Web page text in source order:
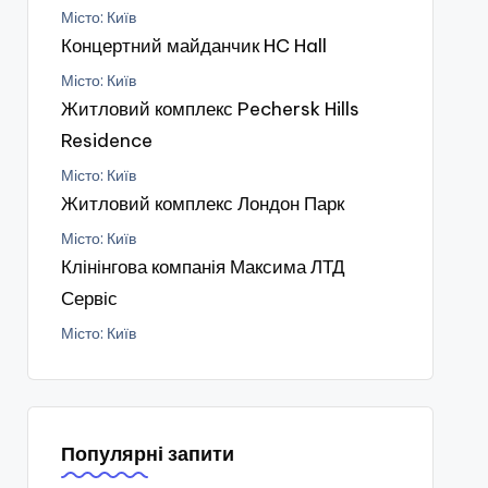
Місто: Київ
Концертний майданчик HC Hall
Місто: Київ
Житловий комплекс Pechersk Hills
Residence
Місто: Київ
Житловий комплекс Лондон Парк
Місто: Київ
Клінінгова компанія Максима ЛТД
Сервіс
Місто: Київ
Популярні запити